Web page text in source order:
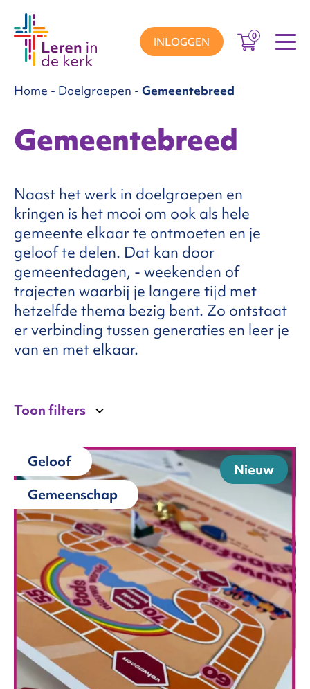
INLOGGEN 0
Home - Doelgroepen - Gemeentebreed
Gemeentebreed
Naast het werk in doelgroepen en
kringen is het mooi om ook als hele
gemeente elkaar te ontmoeten en je
geloof te delen. Dat kan door
gemeentedagen, - weekenden of
trajecten waarbij je langere tijd met
hetzelfde thema bezig bent. Zo ontstaat
er verbinding tussen generaties en leer je
van en met elkaar.
Toon filters
Nieuw
Geloof
Gemeenschap